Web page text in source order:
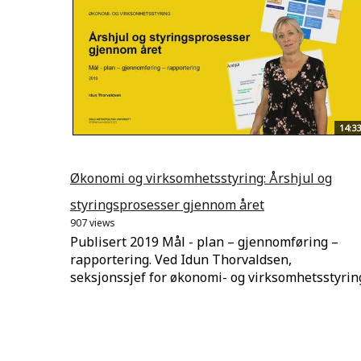
14:33
Økonomi og virksomhetsstyring: Årshjul og
styringsprosesser gjennom året
907 views
Publisert 2019 Mål - plan – gjennomføring –
rapportering. Ved Idun Thorvaldsen,
seksjonssjef for økonomi- og